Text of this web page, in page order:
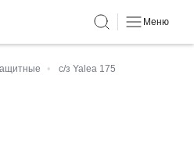
Меню
• c/з Yalea 175